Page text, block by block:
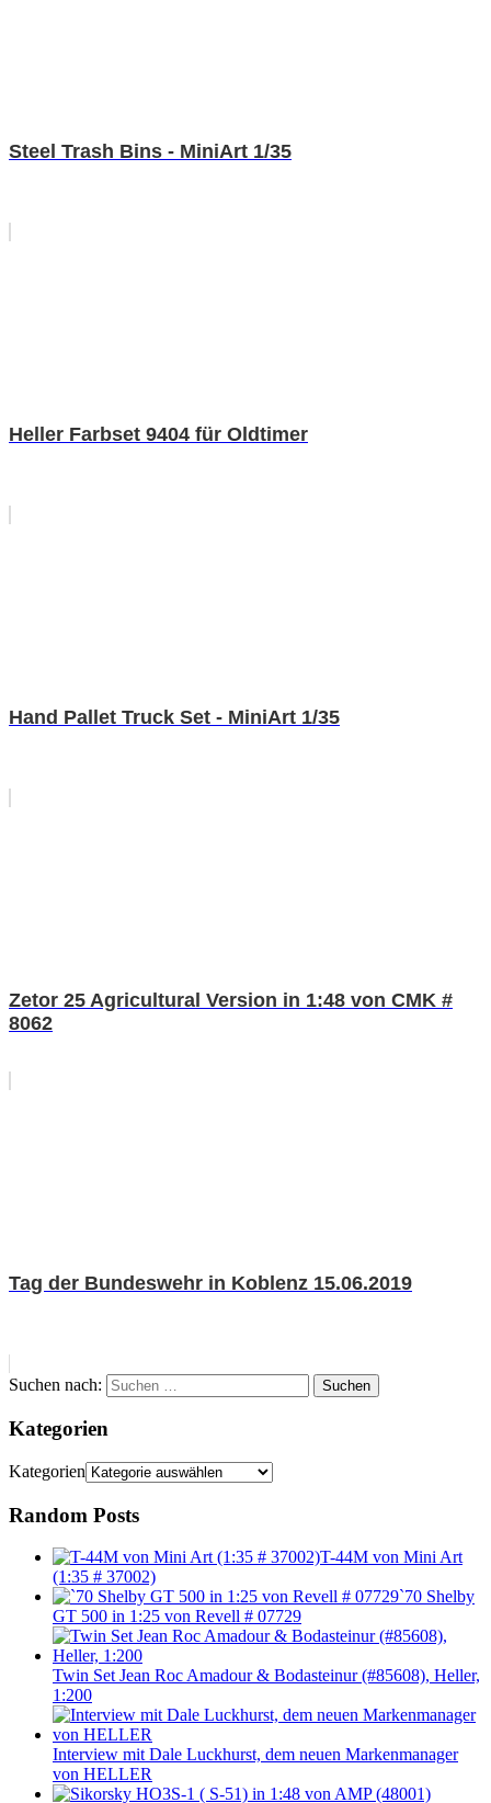
Steel Trash Bins - MiniArt 1/35
Heller Farbset 9404 für Oldtimer
Hand Pallet Truck Set - MiniArt 1/35
Zetor 25 Agricultural Version in 1:48 von CMK #
8062
Tag der Bundeswehr in Koblenz 15.06.2019
Suchen nach: Suchen
Kategorien
Kategorien
Random Posts
T-44M von Mini Art
(1:35 # 37002)
`70 Shelby
GT 500 in 1:25 von Revell # 07729
Twin Set Jean Roc Amadour & Bodasteinur (#85608), Heller,
1:200
Interview mit Dale Luckhurst, dem neuen Markenmanager
von HELLER